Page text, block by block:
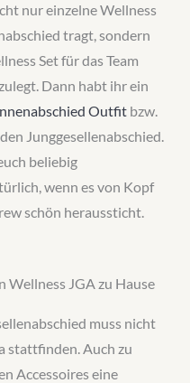
nur einzelne Wellness
tragt, sondern
Set für das Team
Dann habt ihr ein
Outfit bzw.
Junggesellenabschied.
beliebig
wenn es von Kopf
schön heraussticht.
Wellness JGA zu Hause
muss nicht
stattfinden. Auch zu
Accessoires eine